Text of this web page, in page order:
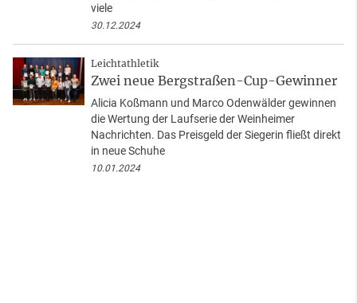
viele
30.12.2024
Leichtathletik
Zwei neue Bergstraßen-Cup-Gewinner
Alicia Koßmann und Marco Odenwälder gewinnen
die Wertung der Laufserie der Weinheimer
Nachrichten. Das Preisgeld der Siegerin fließt direkt
in neue Schuhe
10.01.2024